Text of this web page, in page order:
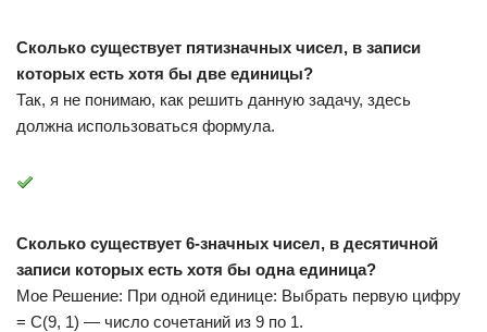
Сколько существует пятизначных чисел, в записи
которых есть хотя бы две единицы?
Так, я не понимаю, как решить данную задачу, здесь
должна использоваться формула.
Сколько существует 6-значных чисел, в десятичной
записи которых есть хотя бы одна единица?
Мое Решение: При одной единице: Выбрать первую цифру
= С(9, 1) — число сочетаний из 9 по 1.